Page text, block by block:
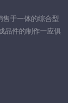
售于一体的综合型
品件的制作一应俱